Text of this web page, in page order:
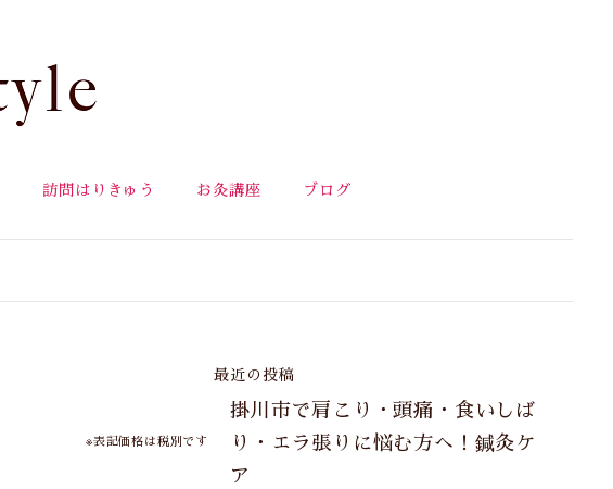
訪問はりきゅう お灸講座 ブログ
※表記価格は税別です
最近の投稿
掛川市で肩こり・頭痛・食いしば
り・エラ張りに悩む方へ！鍼灸ケ
ア